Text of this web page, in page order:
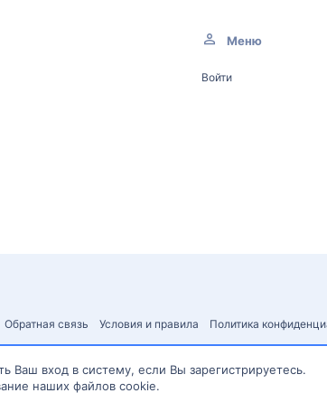
Меню
Войти
Обратная связь Условия и правила Политика
Ваш вход в систему, если Вы зарегистрируетесь.
наших файлов cookie.